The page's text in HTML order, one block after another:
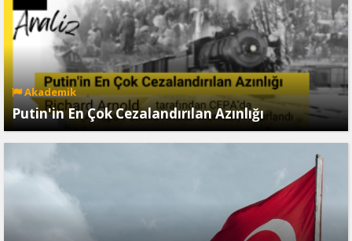
Akademik
Putin'in En Çok Cezalandırılan Azınlığı